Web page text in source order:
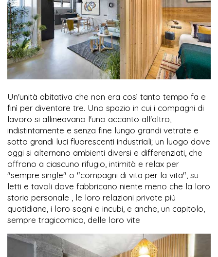
Un'unità abitativa che non era così tanto tempo fa e
finì per diventare tre. Uno spazio in cui i compagni di
lavoro si allineavano l'uno accanto all'altro,
indistintamente e senza fine lungo grandi vetrate e
sotto grandi luci fluorescenti industriali; un luogo dove
oggi si alternano ambienti diversi e differenziati, che
offrono a ciascuno rifugio, intimità e relax per
"sempre single" o "compagni di vita per la vita", su
letti e tavoli dove fabbricano niente meno che la loro
storia personale , le loro relazioni private più
quotidiane, i loro sogni e incubi, e anche, un capitolo,
sempre tragicomico, delle loro vite